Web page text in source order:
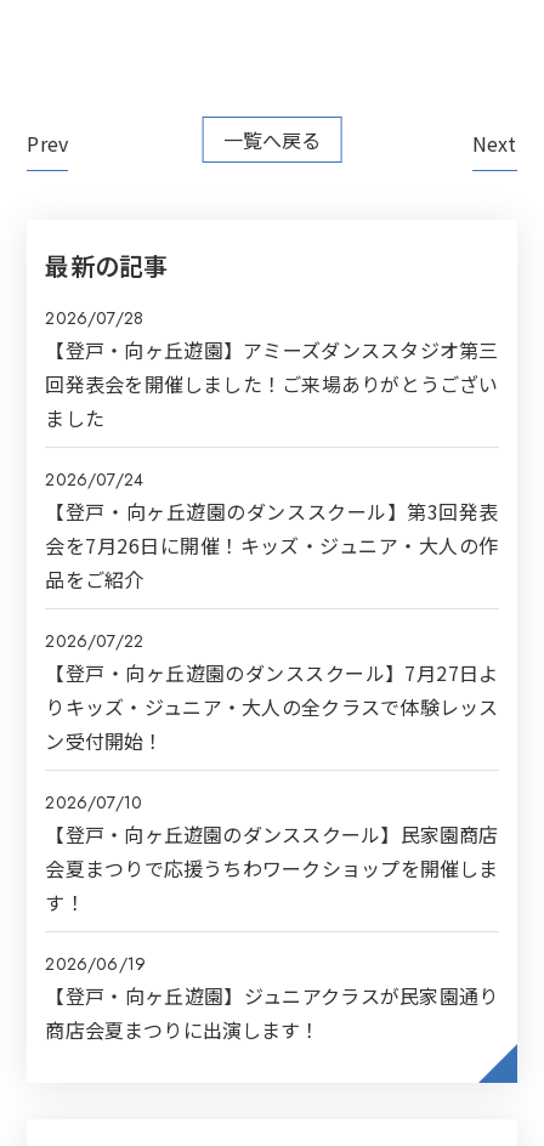
Prev 一覧へ戻る Next
最新の記事
2026/07/28
【登戸・向ヶ丘遊園】アミーズダンススタジオ第三
回発表会を開催しました！ご来場ありがとうござい
ました
2026/07/24
【登戸・向ヶ丘遊園のダンススクール】第3回発表
会を7月26日に開催！キッズ・ジュニア・大人の作
品をご紹介
2026/07/22
【登戸・向ヶ丘遊園のダンススクール】7月27日よ
りキッズ・ジュニア・大人の全クラスで体験レッス
ン受付開始！
2026/07/10
【登戸・向ヶ丘遊園のダンススクール】民家園商店
会夏まつりで応援うちわワークショップを開催しま
す！
2026/06/19
【登戸・向ヶ丘遊園】ジュニアクラスが民家園通り
商店会夏まつりに出演します！